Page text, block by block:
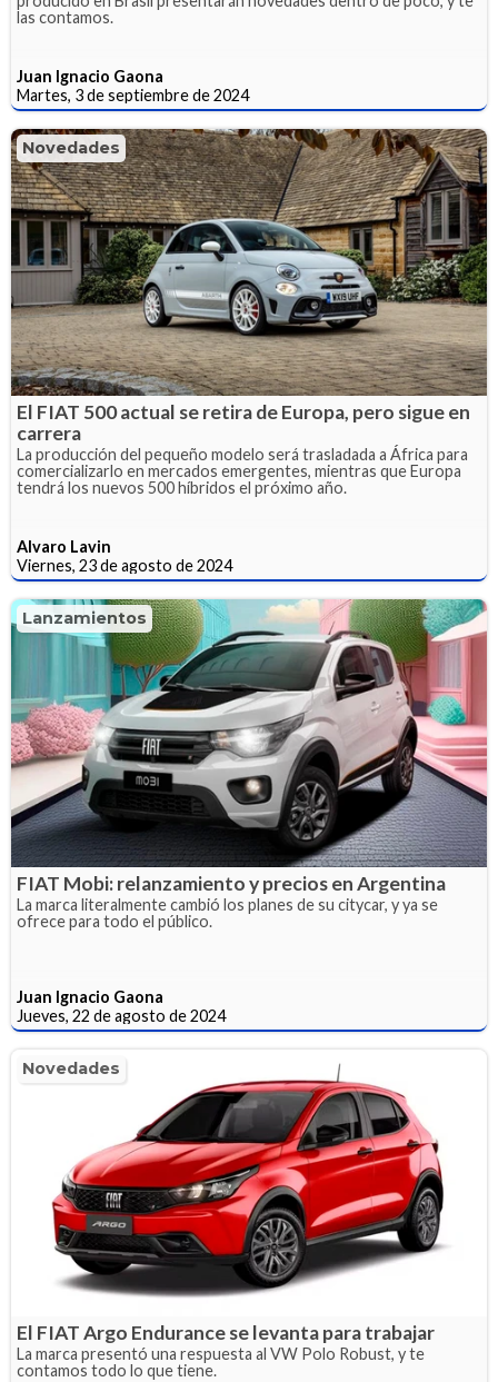
las contamos.
Juan Ignacio Gaona
Martes, 3 de septiembre de 2024
Novedades
El FIAT 500 actual se retira de Europa, pero sigue en
carrera
La producción del pequeño modelo será trasladada a África para
comercializarlo en mercados emergentes, mientras que Europa
tendrá los nuevos 500 híbridos el próximo año.
Alvaro Lavin
Viernes, 23 de agosto de 2024
Lanzamientos
FIAT Mobi: relanzamiento y precios en Argentina
La marca literalmente cambió los planes de su citycar, y ya se
ofrece para todo el público.
Juan Ignacio Gaona
Jueves, 22 de agosto de 2024
Novedades
El FIAT Argo Endurance se levanta para trabajar
La marca presentó una respuesta al VW Polo Robust, y te
contamos todo lo que tiene.